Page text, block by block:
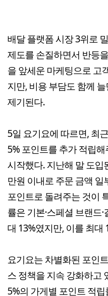
배달 플랫폼 시장 3위로
제도를 손질하면서 반등
을 앞세운 마케팅으로 고
지만, 비용 부담도 함께
제기된다.
5일 요기요에 따르면, 최
5% 포인트를 추가 적립
시작했다. 지난해 말 도
만원 이내로 주문 금액
포인트로 돌려주는 것이
률은 기본·스페셜 브랜드
대 13%였지만, 이를 최대
요기요는 차별화된 포인
스 정책을 지속 강화하고
5%의 가게별 포인트 적